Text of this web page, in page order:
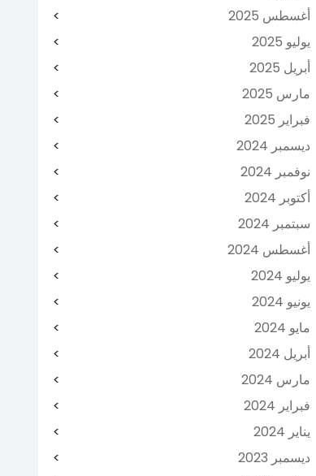
أغسطس 2025
يوليو 2025
أبريل 2025
مارس 2025
فبراير 2025
ديسمبر 2024
نوفمبر 2024
أكتوبر 2024
سبتمبر 2024
أغسطس 2024
يوليو 2024
يونيو 2024
مايو 2024
أبريل 2024
مارس 2024
فبراير 2024
يناير 2024
ديسمبر 2023